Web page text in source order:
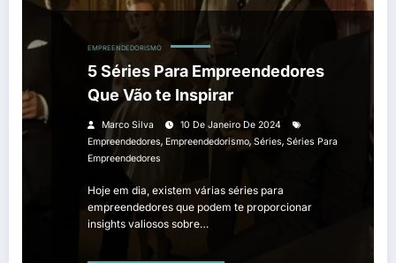
EMPREENDEDORISMO
5 Séries Para Empreendedores
Que Vão te Inspirar
Marco Silva
10 De Janeiro De 2024
Empreendedores, Empreendedorismo, Séries, Séries Para
Empreendedores
Hoje em dia, existem várias séries para
empreendedores que podem te proporcionar
insights valiosos sobre…